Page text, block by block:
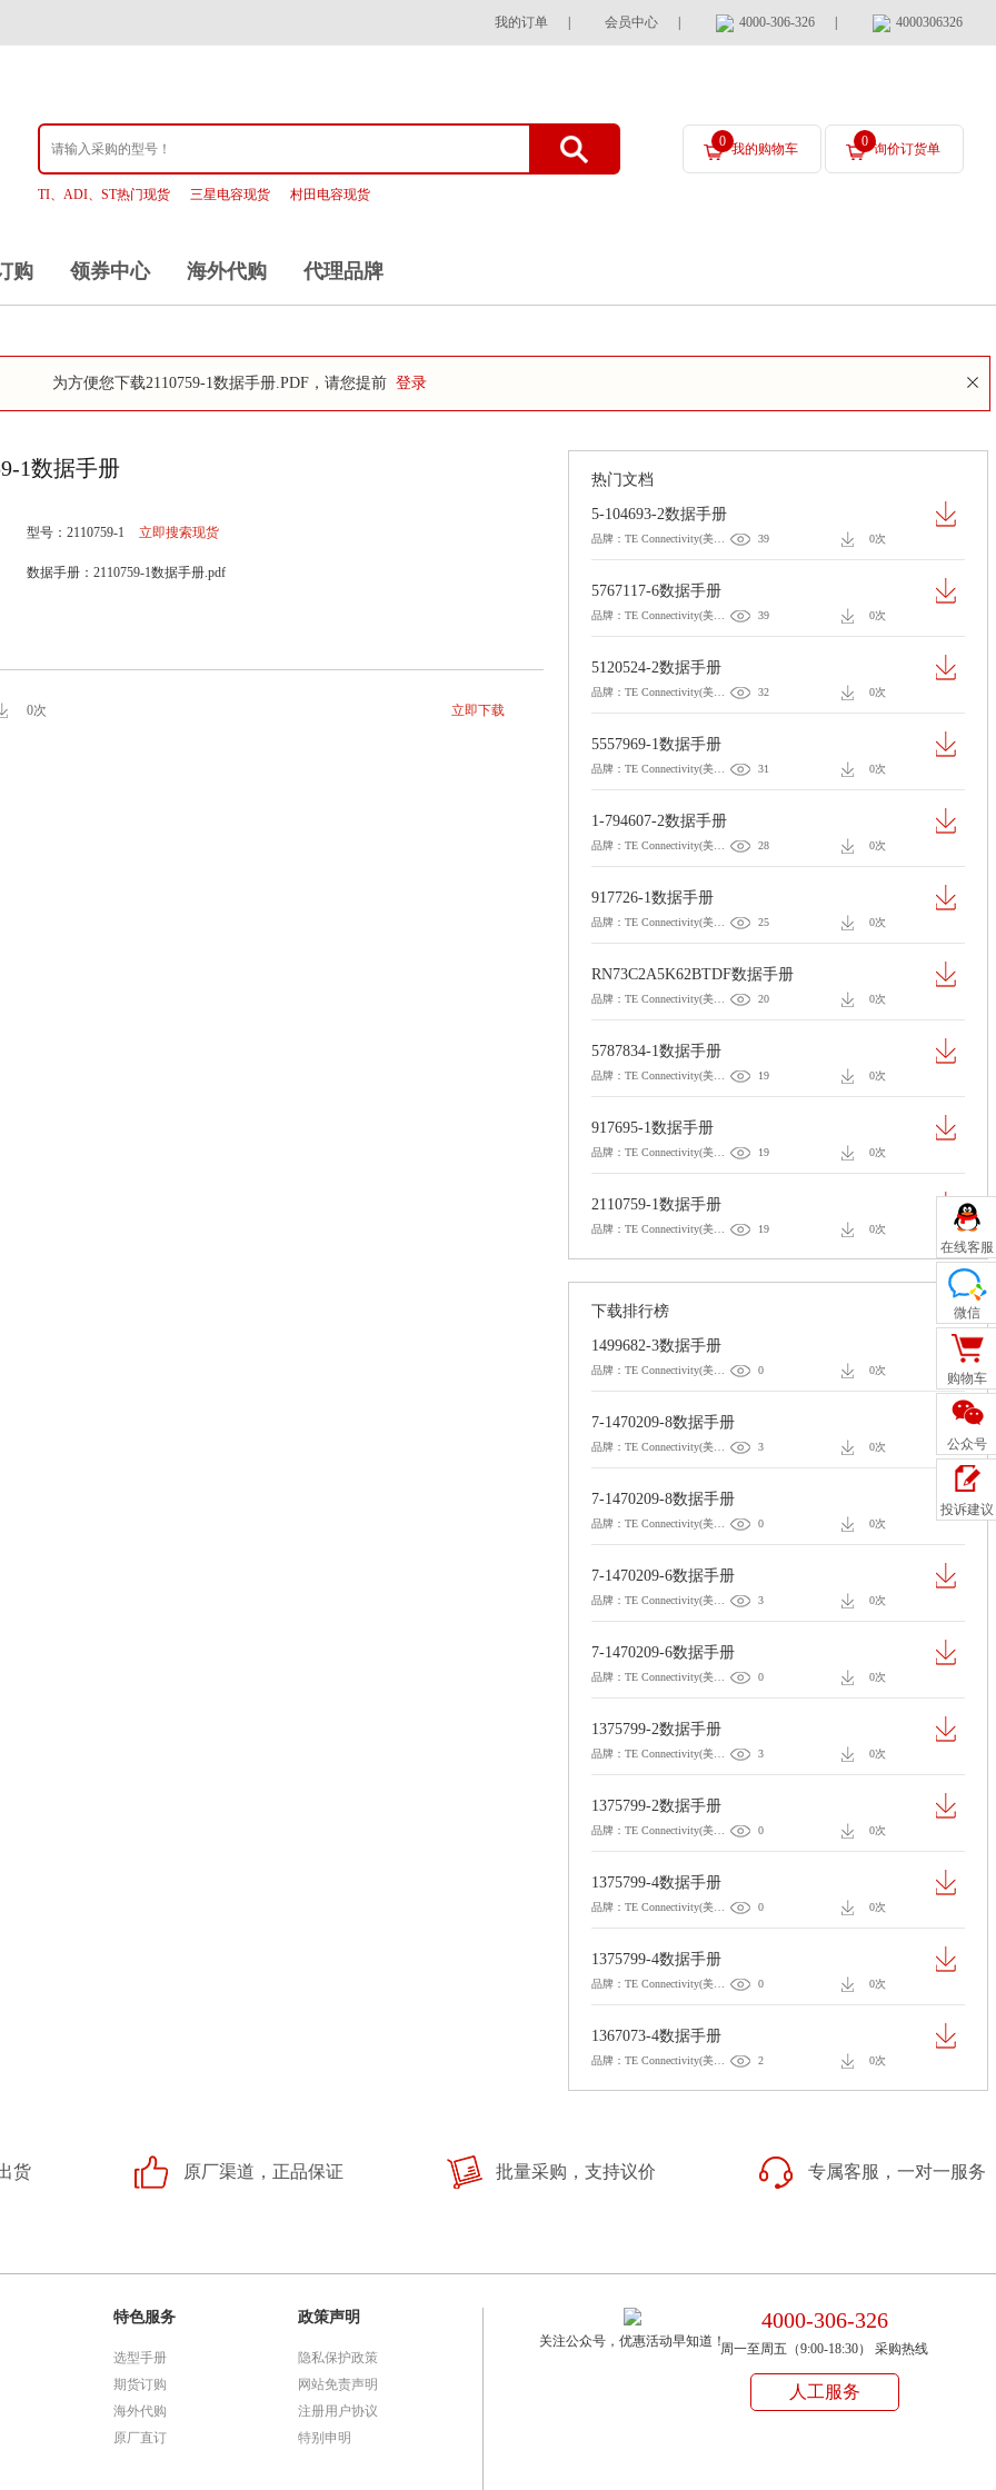
我的订单 会员中心 4000-306-326 4000306326
TI、ADI、ST热门现货 三星电容现货 村田电容现货
0 我的购物车 0 询价订货单
购 领券中心 海外代购 代理品牌
为方便您下载2110759-1数据手册.PDF，请您提前 登录
1数据手册
型号：2110759-1 立即搜索现货
数据手册：2110759-1数据手册.pdf
0次 立即下载
热门文档
5-104693-2数据手册
39 0次
5767117-6数据手册
39 0次
5120524-2数据手册
32 0次
5557969-1数据手册
31 0次
1-794607-2数据手册
28 0次
917726-1数据手册
25 0次
RN73C2A5K62BTDF数据手册
20 0次
5787834-1数据手册
19 0次
917695-1数据手册
19 0次
2110759-1数据手册
19 0次
下载排行榜
1499682-3数据手册
0 0次
7-1470209-8数据手册
3 0次
7-1470209-8数据手册
0 0次
7-1470209-6数据手册
3 0次
7-1470209-6数据手册
0 0次
1375799-2数据手册
3 0次
1375799-2数据手册
0 0次
1375799-4数据手册
0 0次
1375799-4数据手册
0 0次
1367073-4数据手册
2 0次
货 原厂渠道，正品保证 批量采购，支持议价 专属客服，一对一服务
特色服务
选型手册
期货订购
海外代购
原厂直订
政策声明
隐私保护政策
网站免责声明
注册用户协议
特别申明
关注公众号，优惠活动早知道！
4000-306-326
周一至周五（9:00-18:30） 采购热线
人工服务
在线客服
微信
购物车
公众号
投诉建议